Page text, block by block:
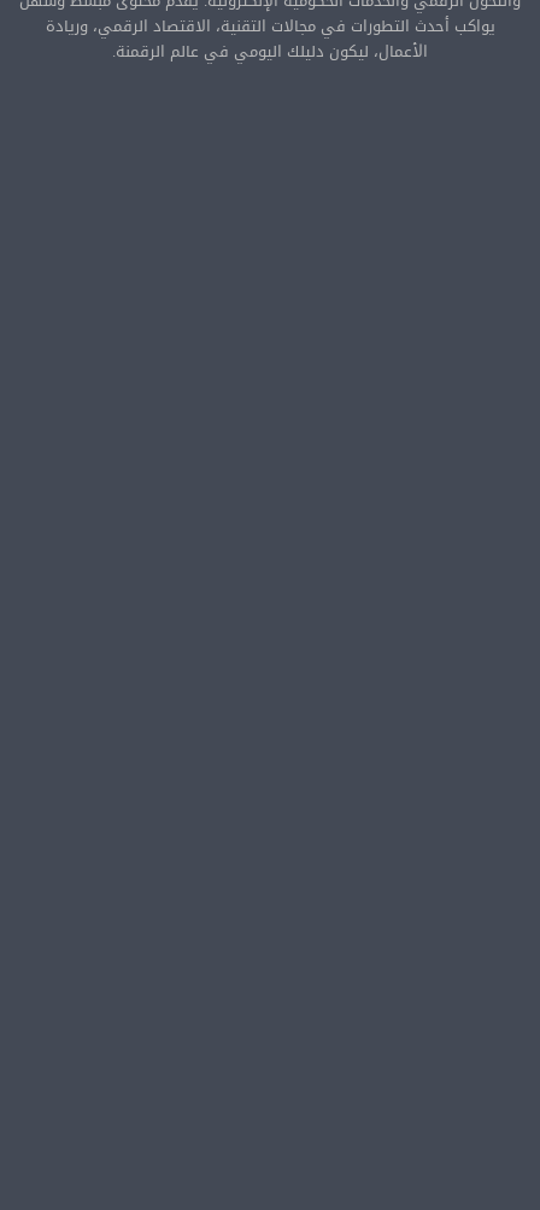
يواكب أحدث التطورات في مجالات التقنية، الاقتصاد الرقمي، وريادة
الأعمال، ليكون دليلك اليومي في عالم الرقمنة.